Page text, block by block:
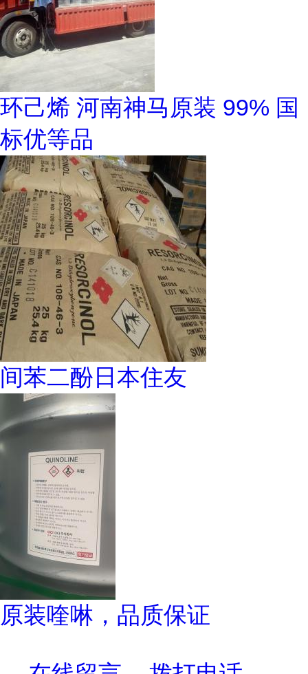
环己烯 河南神马原装 99% 国
标优等品
间苯二酚日本住友
原装喹啉，品质保证